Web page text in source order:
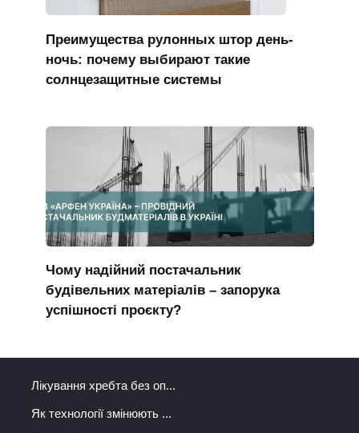
Преимущества рулонных штор день-
ночь: почему выбирают такие
солнцезащитные системы
Чому надійний постачальник
будівельних матеріалів – запорука
успішності проєкту?
Лікування хребта без оп...
Як технології змінюють ...